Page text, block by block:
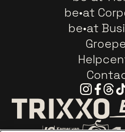
be•at
be•at
Instagram
Ga naar de